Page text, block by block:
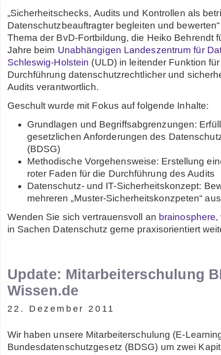
„Sicherheitschecks, Audits und Kontrollen als
Datenschutzbeauftragter begleiten und
Thema der BvD-Fortbildung, die Heiko Behrendt
Jahre beim Unabhängigen Landeszentrum für
Schleswig-Holstein (ULD) in leitender Funktion
Durchführung datenschutzrechtlicher und
Audits verantwortlich.
Geschult wurde mit Fokus auf folgende Inhalte:
Grundlagen und Begriffsabgrenzungen:
gesetzlichen Anforderungen des
(BDSG)
Methodische Vorgehensweise: Erstellung
roter Faden für die Durchführung des Audits
Datenschutz- und IT-Sicherheitskonzept:
mehreren „Muster-Sicherheitskonzpeten“
Wenden Sie sich vertrauensvoll an brainosphere,
in Sachen Datenschutz gerne praxisorientiert
Update: Mitarbeiterschulung
Wissen.de
22. Dezember 2011
Wir haben unsere Mitarbeiterschulung (E-
Bundesdatenschutzgesetz (BDSG) um zwei